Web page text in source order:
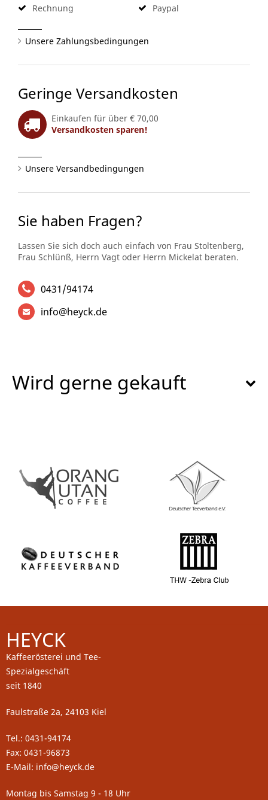
Rechnung
Paypal
Unsere Zahlungsbedingungen
Geringe Versandkosten
Einkaufen für über € 70,00
Versandkosten sparen!
Unsere Versandbedingungen
Sie haben Fragen?
Lassen Sie sich doch auch einfach von Frau Stoltenberg,
Frau Schlünß, Herrn Vagt oder Herrn Mickelat beraten.
0431/94174
info@heyck.de
Wird gerne gekauft
HEYCK
Kaffeerösterei und Tee-
Spezialgeschäft
seit 1840
Faulstraße 2a, 24103 Kiel
Tel.: 0431-94174
Fax: 0431-96873
E-Mail: info@heyck.de
Montag bis Samstag 9 - 18 Uhr